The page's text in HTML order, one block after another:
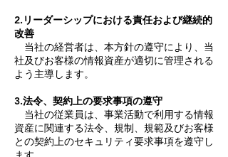
2.リーダーシップにおける責任および継続的
改善
当社の経営者は、本方針の遵守により、当
社及びお客様の情報資産が適切に管理される
よう主導します。
3.法令、契約上の要求事項の遵守
当社の従業員は、事業活動で利用する情報
資産に関連する法令、規制、規範及びお客様
との契約上のセキュリティ要求事項を遵守し